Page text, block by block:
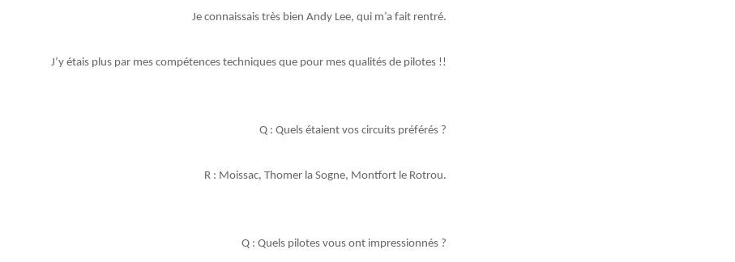
Je connaissais très bien Andy Lee, qui m’a fait rentré.
J’y étais plus par mes compétences techniques que pour mes qualités de pilotes !!
Q : Quels étaient vos circuits préférés ?
R : Moissac, Thomer la Sogne, Montfort le Rotrou.
Q : Quels pilotes vous ont impressionnés ?